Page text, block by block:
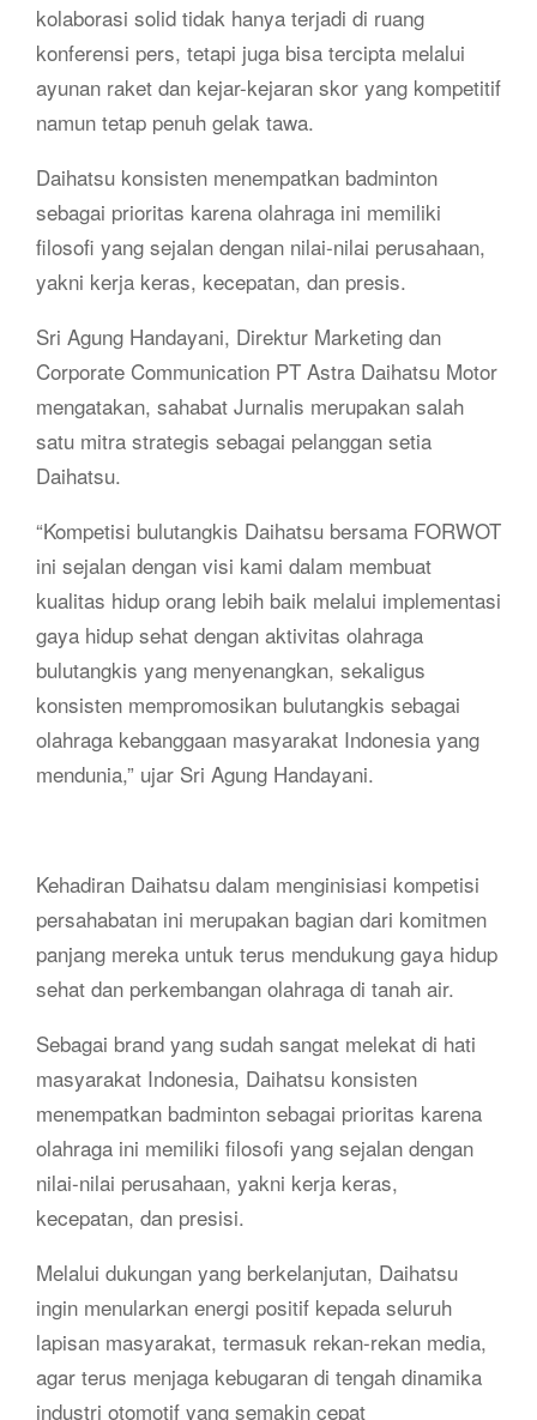
kolaborasi solid tidak hanya terjadi di ruang
konferensi pers, tetapi juga bisa tercipta melalui
ayunan raket dan kejar-kejaran skor yang kompetitif
namun tetap penuh gelak tawa.
Daihatsu konsisten menempatkan badminton
sebagai prioritas karena olahraga ini memiliki
filosofi yang sejalan dengan nilai-nilai perusahaan,
yakni kerja keras, kecepatan, dan presis.
Sri Agung Handayani, Direktur Marketing dan
Corporate Communication PT Astra Daihatsu Motor
mengatakan, sahabat Jurnalis merupakan salah
satu mitra strategis sebagai pelanggan setia
Daihatsu.
“Kompetisi bulutangkis Daihatsu bersama FORWOT
ini sejalan dengan visi kami dalam membuat
kualitas hidup orang lebih baik melalui implementasi
gaya hidup sehat dengan aktivitas olahraga
bulutangkis yang menyenangkan, sekaligus
konsisten mempromosikan bulutangkis sebagai
olahraga kebanggaan masyarakat Indonesia yang
mendunia,” ujar Sri Agung Handayani.
Kehadiran Daihatsu dalam menginisiasi kompetisi
persahabatan ini merupakan bagian dari komitmen
panjang mereka untuk terus mendukung gaya hidup
sehat dan perkembangan olahraga di tanah air.
Sebagai brand yang sudah sangat melekat di hati
masyarakat Indonesia, Daihatsu konsisten
menempatkan badminton sebagai prioritas karena
olahraga ini memiliki filosofi yang sejalan dengan
nilai-nilai perusahaan, yakni kerja keras,
kecepatan, dan presisi.
Melalui dukungan yang berkelanjutan, Daihatsu
ingin menularkan energi positif kepada seluruh
lapisan masyarakat, termasuk rekan-rekan media,
agar terus menjaga kebugaran di tengah dinamika
industri otomotif yang semakin cepat